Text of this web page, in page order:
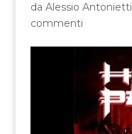
da Alessio Antonietti
commenti